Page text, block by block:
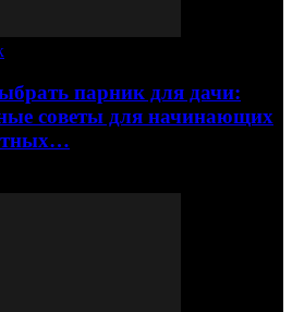
парник для дачи:
советы для начинающих